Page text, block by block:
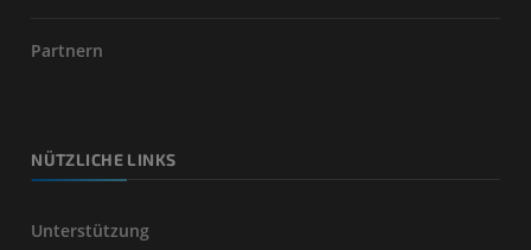
Partnern
NÜTZLICHE LINKS
Unterstützung